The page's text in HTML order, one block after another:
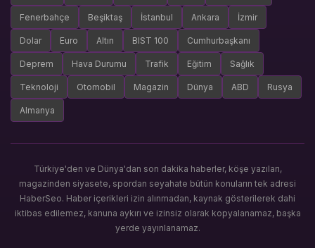
Fenerbahçe Beşiktaş İstanbul Ankara İzmir
Dolar Euro Altın BIST 100 Cumhurbaşkanı
Deprem Hava Durumu Trafik Eğitim Sağlık
Teknoloji Otomobil Magazin Dünya ABD Rusya
Almanya
Türkiye'den ve Dünya'dan son dakika haberler, köşe yazıları,
magazinden siyasete, spordan seyahate bütün konuların tek adresi
HaberSeo. Haber içerikleri izin alınmadan, kaynak gösterilerek dahi
iktibas edilemez, kanuna aykırı ve izinsiz olarak kopyalanamaz, başka
yerde yayınlanamaz.